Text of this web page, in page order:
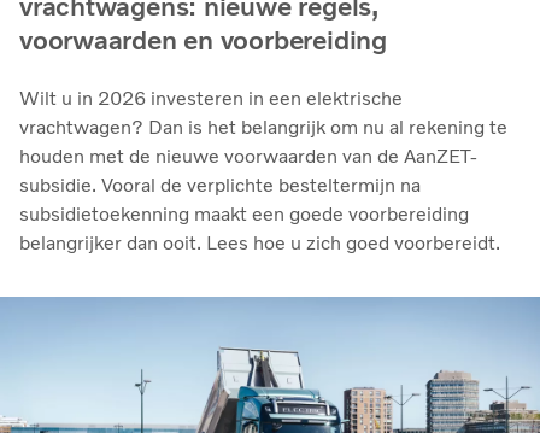
vrachtwagens: nieuwe regels,
voorwaarden en voorbereiding
Wilt u in 2026 investeren in een elektrische
vrachtwagen? Dan is het belangrijk om nu al rekening te
houden met de nieuwe voorwaarden van de AanZET-
subsidie. Vooral de verplichte besteltermijn na
subsidietoekenning maakt een goede voorbereiding
belangrijker dan ooit. Lees hoe u zich goed voorbereidt.